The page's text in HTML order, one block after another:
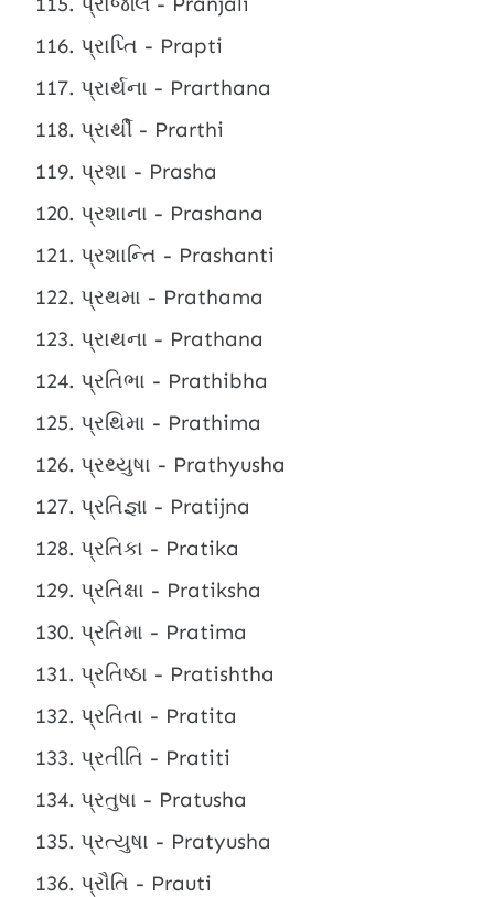
પ્રાપ્તિ - Prapti
પ્રાર્થના - Prarthana
પ્રાર્થી - Prarthi
પ્રશા - Prasha
પ્રશાના - Prashana
પ્રશાન્તિ - Prashanti
પ્રથમા - Prathama
પ્રાથના - Prathana
પ્રતિભા - Prathibha
પ્રથિમા - Prathima
પ્રથ્યુષા - Prathyusha
પ્રતિજ્ઞા - Pratijna
પ્રતિકા - Pratika
પ્રતિક્ષા - Pratiksha
પ્રતિમા - Pratima
પ્રતિષ્ઠા - Pratishtha
પ્રતિતા - Pratita
પ્રતીતિ - Pratiti
પ્રતુષા - Pratusha
પ્રત્યુષા - Pratyusha
પ્રૌતિ - Prauti